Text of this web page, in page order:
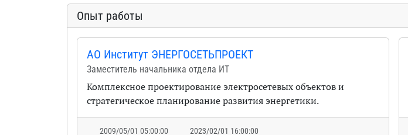
Опыт работы
АО Институт ЭНЕРГОСЕТЬПРОЕКТ
Заместитель начальника отдела ИТ
Комплексное проектирование электросетевых объектов и
стратегическое планирование развития энергетики.
2009/05/01 05:00:00 2023/02/01 16:00:00